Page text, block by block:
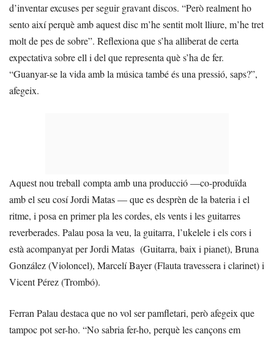
d’inventar excuses per seguir gravant discos. “Però realment ho
sento així perquè amb aquest disc m’he sentit molt lliure, m’he tret
molt de pes de sobre”. Reflexiona que s’ha alliberat de certa
expectativa sobre ell i del que representa què s’ha de fer.
“Guanyar-se la vida amb la música també és una pressió, saps?”,
afegeix.
Aquest nou treball compta amb una producció —co-produïda
amb el seu cosí Jordi Matas — que es desprèn de la bateria i el
ritme, i posa en primer pla les cordes, els vents i les guitarres
reverberades. Palau posa la veu, la guitarra, l’ukelele i els cors i
està acompanyat per Jordi Matas (Guitarra, baix i pianet), Bruna
González (Violoncel), Marcelí Bayer (Flauta travessera i clarinet) i
Vicent Pérez (Trombó).
Ferran Palau destaca que no vol ser pamfletari, però afegeix que
tampoc pot ser-ho. “No sabria fer-ho, perquè les cançons em